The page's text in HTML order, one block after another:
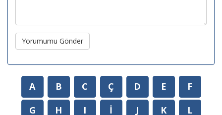
Yorumumu Gönder
A B C Ç D E
F
G
H I İ J K L